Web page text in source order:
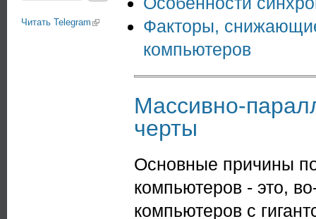
Факторы,
компьютеров
Массивно-
черты
Основные причины
компьютеров - это,
компьютеров с
Читать Telegram (link is external)